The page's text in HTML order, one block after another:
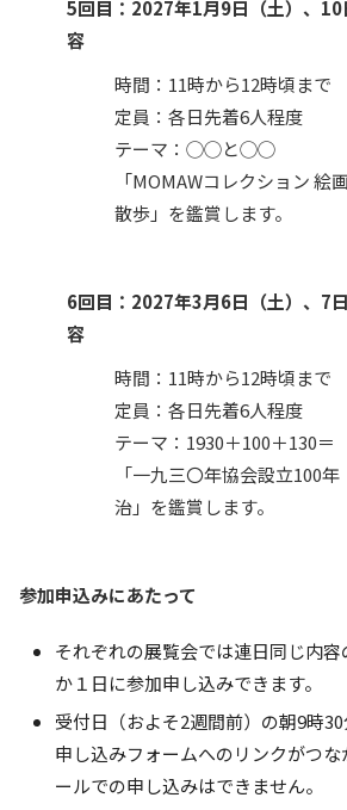
5回目：2027年1月9日（土）、
容
時間：11時から12時頃まで
定員：各日先着6人程度
テーマ：◯◯と◯◯
「MOMAWコレクション 絵
散歩」を鑑賞します。
6回目：2027年3月6日（土）、7
容
時間：11時から12時頃まで
定員：各日先着6人程度
テーマ：1930＋100＋130＝
「一九三〇年協会設立
治」を鑑賞します。
参加申込みにあたって
それぞれの展覧会では連日同じ内容
か１日に参加申し込みできます。
受付日（およそ2週間前）の朝9時
申し込みフォームへのリンクがつな
ールでの申し込みはできません。